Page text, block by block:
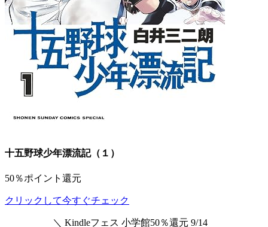
十五野球少年漂流記（１）
50％ポイント還元
クリックして今すぐチェック
＼ Kindleフェス 小学館50％還元 9/14